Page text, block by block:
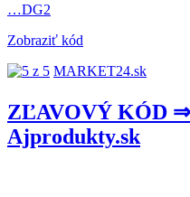
…DG2
Zobraziť kód
MARKET24.sk
ZĽAVOVÝ KÓD
Ajprodukty.sk